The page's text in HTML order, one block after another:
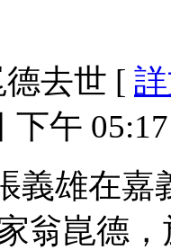
去世 [
下午
義雄在
翁崑德